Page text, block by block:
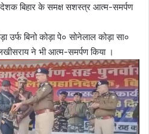
बिहार के समक्ष सशस्त्र आत्म-समर्पण
उर्फ बिनो कोड़ा पे० सोनेलाल कोड़ा सा०
ने भी आत्म-समर्पण किया ।